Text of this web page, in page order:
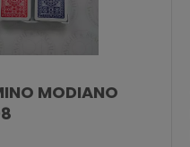
MODIANO